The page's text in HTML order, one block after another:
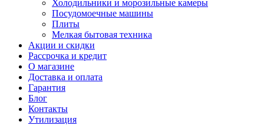
Холодильники и морозильные камеры
Посудомоечные машины
Плиты
Мелкая бытовая техника
Акции и скидки
Рассрочка и кредит
О магазине
Доставка и оплата
Гарантия
Блог
Контакты
Утилизация